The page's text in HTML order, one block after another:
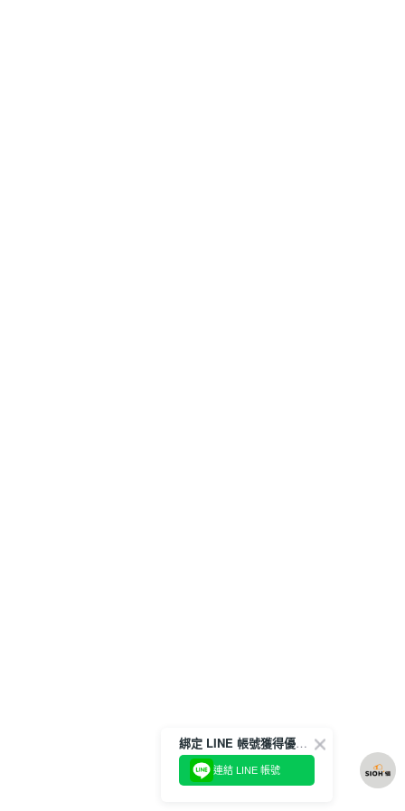
綁定 LINE 帳號獲得優惠券！
連結 LINE 帳號